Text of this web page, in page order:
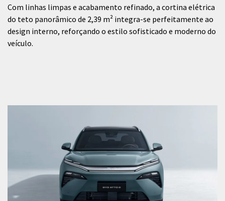
Com linhas limpas e acabamento refinado, a cortina elétrica
do teto panorâmico de 2,39 m² integra-se perfeitamente ao
design interno, reforçando o estilo sofisticado e moderno do
veículo.